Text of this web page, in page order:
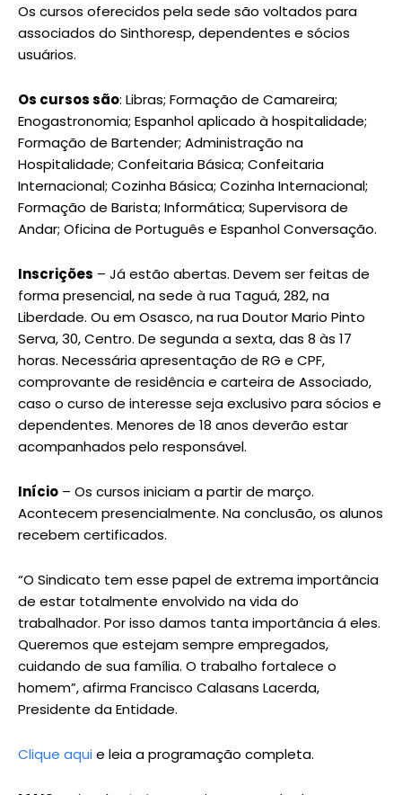
Os cursos oferecidos pela sede são voltados para
associados do Sinthoresp, dependentes e sócios
usuários.
Os cursos são: Libras; Formação de Camareira;
Enogastronomia; Espanhol aplicado à hospitalidade;
Formação de Bartender; Administração na
Hospitalidade; Confeitaria Básica; Confeitaria
Internacional; Cozinha Básica; Cozinha Internacional;
Formação de Barista; Informática; Supervisora de
Andar; Oficina de Português e Espanhol Conversação.
Inscrições – Já estão abertas. Devem ser feitas de
forma presencial, na sede à rua Taguá, 282, na
Liberdade. Ou em Osasco, na rua Doutor Mario Pinto
Serva, 30, Centro. De segunda a sexta, das 8 às 17
horas. Necessária apresentação de RG e CPF,
comprovante de residência e carteira de Associado,
caso o curso de interesse seja exclusivo para sócios e
dependentes. Menores de 18 anos deverão estar
acompanhados pelo responsável.
Início – Os cursos iniciam a partir de março.
Acontecem presencialmente. Na conclusão, os alunos
recebem certificados.
“O Sindicato tem esse papel de extrema importância
de estar totalmente envolvido na vida do
trabalhador. Por isso damos tanta importância á eles.
Queremos que estejam sempre empregados,
cuidando de sua família. O trabalho fortalece o
homem”, afirma Francisco Calasans Lacerda,
Presidente da Entidade.
Clique aquie leia a programação completa.